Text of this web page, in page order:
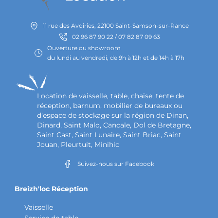
11 rue des Avoiries, 22100 Saint-Samson-sur-Rance
02 96 87 90 22 / 07 82 87 09 63
Ouverture du showroom
du lundi au vendredi, de 9h à 12h et de 14h à 17h
Location de vaisselle, table, chaise, tente de
réception, barnum, mobilier de bureaux ou
d’espace de stockage sur la région de Dinan,
Dinard, Saint Malo, Cancale, Dol de Bretagne,
Saint Cast, Saint Lunaire, Saint Briac, Saint
Jouan, Pleurtuit, Minihic
Suivez-nous sur Facebook
Breizh'loc Réception
Vaisselle